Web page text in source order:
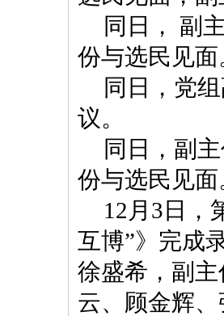
同日， 副
份与选民见面
同日，党
议。
同日，副
份与选民见面
12月3日，
互博”》完成
徐盛希，副
云、顾金辉